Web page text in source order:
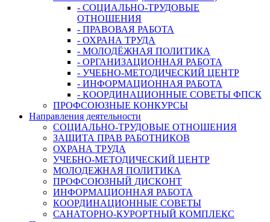
- СОЦИАЛЬНО-ТРУДОВЫЕ
ОТНОШЕНИЯ
- ПРАВОВАЯ РАБОТА
- ОХРАНА ТРУДА
- МОЛОДЁЖНАЯ ПОЛИТИКА
- ОРГАНИЗАЦИОННАЯ РАБОТА
- УЧЕБНО-МЕТОДИЧЕСКИЙ ЦЕНТР
- ИНФОРМАЦИОННАЯ РАБОТА
- КООРДИНАЦИОННЫЕ СОВЕТЫ ФПСК
ПРОФСОЮЗНЫЕ КОНКУРСЫ
Направления деятельности
СОЦИАЛЬНО-ТРУДОВЫЕ ОТНОШЕНИЯ
ЗАЩИТА ПРАВ РАБОТНИКОВ
ОХРАНА ТРУДА
УЧЕБНО-МЕТОДИЧЕСКИЙ ЦЕНТР
МОЛОДЕЖНАЯ ПОЛИТИКА
ПРОФСОЮЗНЫЙ ДИСКОНТ
ИНФОРМАЦИОННАЯ РАБОТА
КООРДИНАЦИОННЫЕ СОВЕТЫ
САНАТОРНО-КУРОРТНЫЙ КОМПЛЕКС